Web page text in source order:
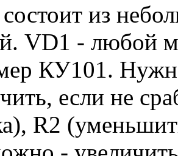
из
VD1 - любой
КУ101.
если не
R2